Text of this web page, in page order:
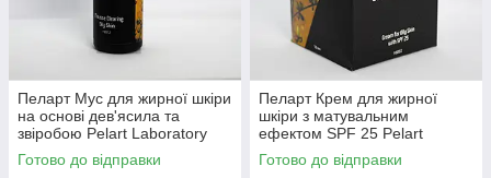
Пеларт Мус для жирної шкіри
на основі дев'ясила та
звіробою Pelart Laboratory
Inula Line Mousse, 180 мл
Готово до відправки
Пеларт Крем для жирної
шкіри з матувальним
ефектом SPF 25 Pelart
Laboratory Inula Line Cream
For Oily Skin
Готово до відправки